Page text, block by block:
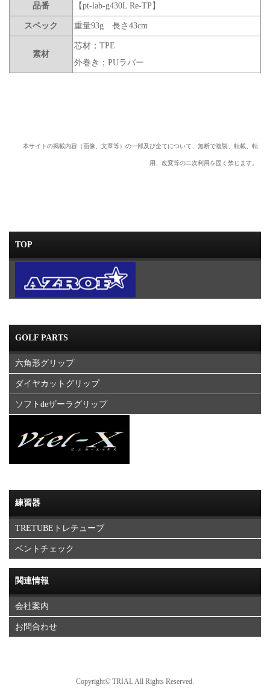
品番 【pt-lab-g430L Re-TP】
スペック 重量93g 長さ43cm
素材
芯材；TPE
外巻き；PUラバー
本サイトの掲載内容（画像、文章等）の一部及び全てについて、無断で複製、転載、転
用、改変等の二次利用を固く禁じます。
TOP
GOLF PARTS
六角形グリップ
ダイヤカットグリップ
ソフトdeザーラグリップ
練習器
TRETUBEトレチューブ
ベントチェック
関連情報
会社案内
お問合わせ
Copyright© TRIAL All Rights Reserved.